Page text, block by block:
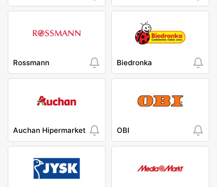
Rossmann Biedronka
Auchan Hipermarket OBI